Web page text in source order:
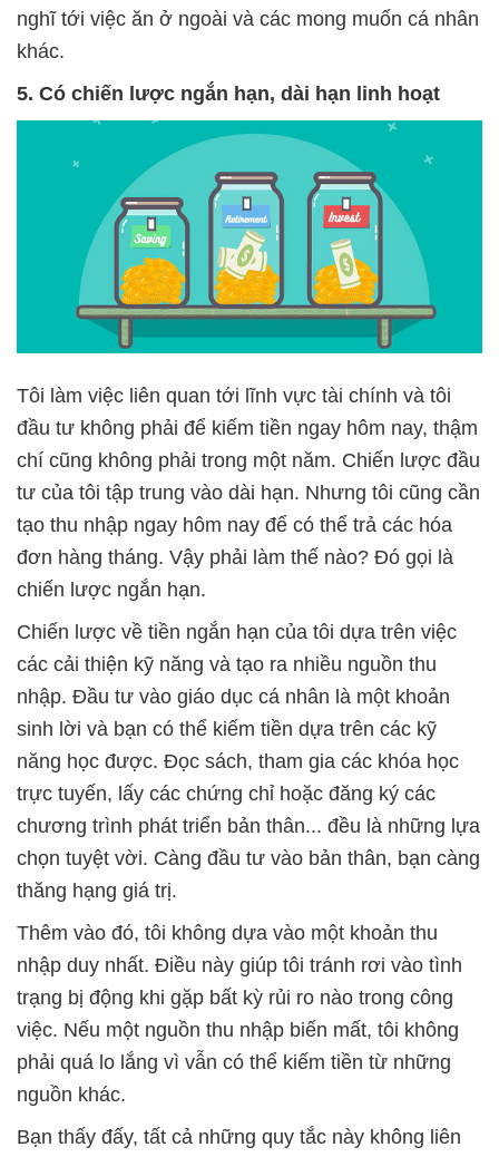
nghĩ tới việc ăn ở ngoài và các mong muốn cá nhân
khác.
5. Có chiến lược ngắn hạn, dài hạn linh hoạt
Tôi làm việc liên quan tới lĩnh vực tài chính và tôi
đầu tư không phải để kiếm tiền ngay hôm nay, thậm
chí cũng không phải trong một năm. Chiến lược đầu
tư của tôi tập trung vào dài hạn. Nhưng tôi cũng cần
tạo thu nhập ngay hôm nay để có thể trả các hóa
đơn hàng tháng. Vậy phải làm thế nào? Đó gọi là
chiến lược ngắn hạn.
Chiến lược về tiền ngắn hạn của tôi dựa trên việc
các cải thiện kỹ năng và tạo ra nhiều nguồn thu
nhập. Đầu tư vào giáo dục cá nhân là một khoản
sinh lời và bạn có thể kiếm tiền dựa trên các kỹ
năng học được. Đọc sách, tham gia các khóa học
trực tuyến, lấy các chứng chỉ hoặc đăng ký các
chương trình phát triển bản thân... đều là những lựa
chọn tuyệt vời. Càng đầu tư vào bản thân, bạn càng
thăng hạng giá trị.
Thêm vào đó, tôi không dựa vào một khoản thu
nhập duy nhất. Điều này giúp tôi tránh rơi vào tình
trạng bị động khi gặp bất kỳ rủi ro nào trong công
việc. Nếu một nguồn thu nhập biến mất, tôi không
phải quá lo lắng vì vẫn có thể kiếm tiền từ những
nguồn khác.
Bạn thấy đấy, tất cả những quy tắc này không liên